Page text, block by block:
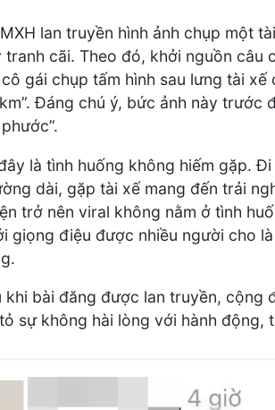
lan truyền hình ảnh chụp một
tranh cãi. Theo đó, khởi nguồn câu
gái chụp tấm hình sau lưng tài
Đáng chú ý, bức ảnh này
là tình huống không hiếm gặp.
dài, gặp tài xế mang đến trải
trở nên viral không nằm ở tình
giọng điệu được nhiều người cho
khi bài đăng được lan truyền, cộng
sự không hài lòng với hành động,